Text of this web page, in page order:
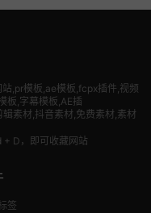
,pr模板,ae模板,fcpx插件,视频
板,字幕模板,AE插
素材,抖音素材,免费素材,素材
D，即可收藏网站
签